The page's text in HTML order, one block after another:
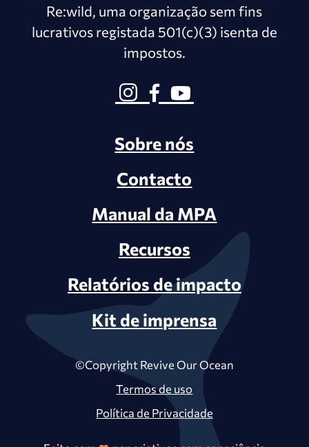
Re:wild, uma organização sem fins
lucrativos registada 501(c)(3) isenta de
impostos.
Sobre nós
Contacto
Manual da MPA
Recursos
Relatórios de impacto
Kit de imprensa
©Copyright Revive Our Ocean
Termos de uso
Política de Privacidade